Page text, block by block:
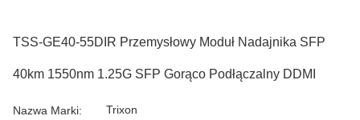
TSS-GE40-55DIR Przemysłowy Moduł Nadajnika SFP
40km 1550nm 1.25G SFP Gorąco Podłączalny DDMI
Nazwa Marki: Trixon